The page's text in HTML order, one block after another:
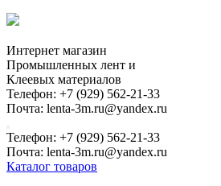
Интернет магазин
Промышленных лент и
Клеевых материалов
Телефон: +7 (929) 562-21-33
Почта: lenta-3m.ru@yandex.ru
Телефон: +7 (929) 562-21-33
Почта: lenta-3m.ru@yandex.ru
Каталог товаров